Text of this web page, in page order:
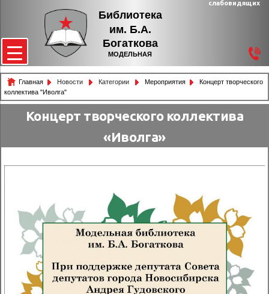
Библиотека
им. Б.А.
Богаткова
МОДЕЛЬНАЯ
слабовидящих
Главная Новости Категории Мероприятия
Концерт творческого
коллектива "Иволга"
Концерт творческого коллектива
«Иволга»